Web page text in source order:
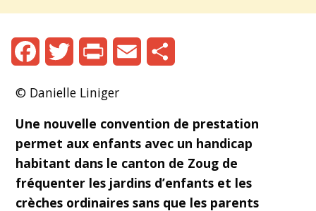
© Danielle Liniger
Une nouvelle convention de prestation
permet aux enfants avec un handicap
habitant dans le canton de Zoug de
fréquenter les jardins d’enfants et les
crèches ordinaires sans que les parents